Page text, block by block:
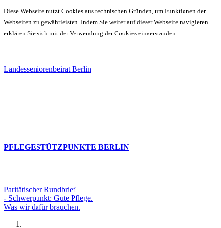
Diese Webseite nutzt Cookies aus technischen Gründen, um Funktionen der
Webseiten zu gewährleisten. Indem Sie weiter auf dieser Webseite navigieren
erklären Sie sich mit der Verwendung der Cookies einverstanden.
Landesseniorenbeirat Berlin
PFLEGESTÜTZPUNKTE BERLIN
Paritätischer Rundbrief
- Schwerpunkt: Gute Pflege.
Was wir dafür brauchen.